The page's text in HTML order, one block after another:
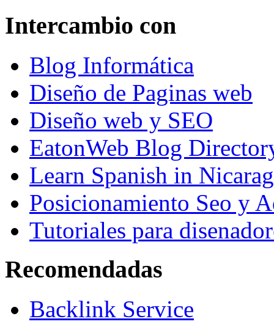
Intercambio con
Blog Informática
Diseño de Paginas web
Diseño web y SEO
EatonWeb Blog
Learn Spanish in
Posicionamiento Seo y
Tutoriales para
Recomendadas
Backlink Service